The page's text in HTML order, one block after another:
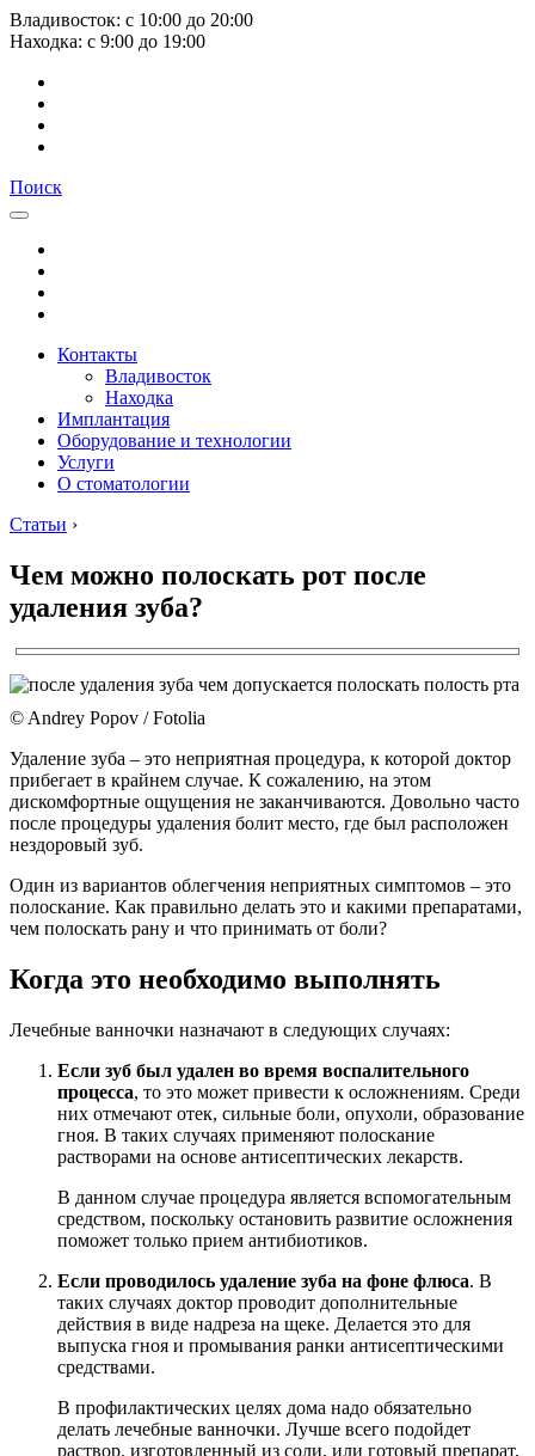
Владивосток: с 10:00 до 20:00
Находка: с 9:00 до 19:00
Поиск
Контакты
Владивосток
Находка
Имплантация
Оборудование и технологии
Услуги
О стоматологии
Статьи ›
Чем можно полоскать рот после
удаления зуба?
© Andrey Popov / Fotolia
Удаление зуба – это неприятная процедура, к которой доктор
прибегает в крайнем случае. К сожалению, на этом
дискомфортные ощущения не заканчиваются. Довольно часто
после процедуры удаления болит место, где был расположен
нездоровый зуб.
Один из вариантов облегчения неприятных симптомов – это
полоскание. Как правильно делать это и какими препаратами,
чем полоскать рану и что принимать от боли?
Когда это необходимо выполнять
Лечебные ванночки назначают в следующих случаях:
Если зуб был удален во время воспалительного
процесса, то это может привести к осложнениям. Среди
них отмечают отек, сильные боли, опухоли, образование
гноя. В таких случаях применяют полоскание
растворами на основе антисептических лекарств.
В данном случае процедура является вспомогательным
средством, поскольку остановить развитие осложнения
поможет только прием антибиотиков.
Если проводилось удаление зуба на фоне флюса. В
таких случаях доктор проводит дополнительные
действия в виде надреза на щеке. Делается это для
выпуска гноя и промывания ранки антисептическими
средствами.
В профилактических целях дома надо обязательно
делать лечебные ванночки. Лучше всего подойдет
раствор, изготовленный из соли, или готовый препарат,